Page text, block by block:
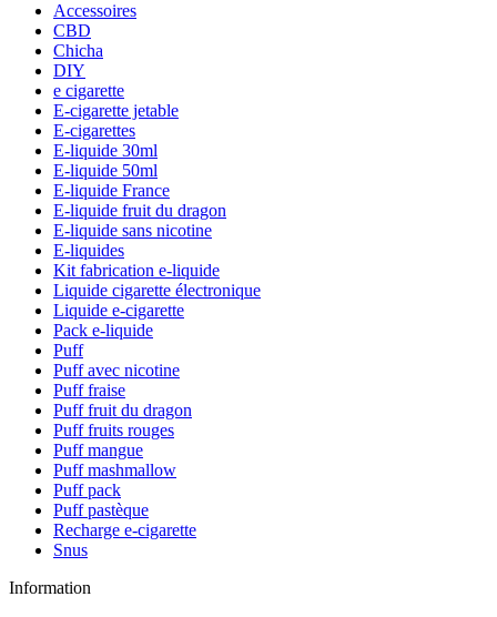
Accessoires
CBD
Chicha
DIY
e cigarette
E-cigarette jetable
E-cigarettes
E-liquide 30ml
E-liquide 50ml
E-liquide France
E-liquide fruit du dragon
E-liquide sans nicotine
E-liquides
Kit fabrication e-liquide
Liquide cigarette électronique
Liquide e-cigarette
Pack e-liquide
Puff
Puff avec nicotine
Puff fraise
Puff fruit du dragon
Puff fruits rouges
Puff mangue
Puff mashmallow
Puff pack
Puff pastèque
Recharge e-cigarette
Snus
Information